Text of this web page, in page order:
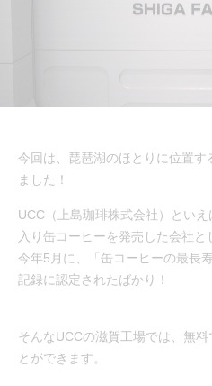
今回は、琵琶湖のほとりに位置す
ました！
UCC（上島珈琲株式会社）とい
入り缶コーヒーを発売した会社
今年5月に、「缶コーヒーの最長
記録に認定されたばかり！
そんなUCCの滋賀工場では、無
とができます。